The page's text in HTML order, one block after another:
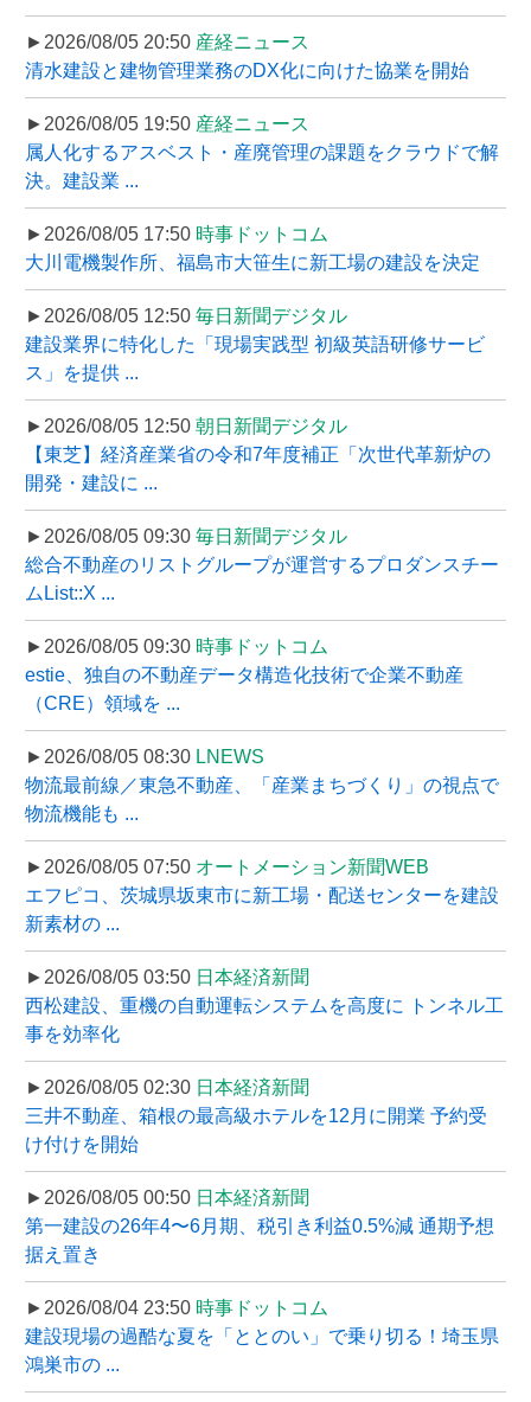
►2026/08/05 20:50 産経ニュース
清水建設と建物管理業務のDX化に向けた協業を開始
►2026/08/05 19:50 産経ニュース
属人化するアスベスト・産廃管理の課題をクラウドで解
決。建設業 ...
►2026/08/05 17:50 時事ドットコム
大川電機製作所、福島市大笹生に新工場の建設を決定
►2026/08/05 12:50 毎日新聞デジタル
建設業界に特化した「現場実践型 初級英語研修サービ
ス」を提供 ...
►2026/08/05 12:50 朝日新聞デジタル
【東芝】経済産業省の令和7年度補正「次世代革新炉の
開発・建設に ...
►2026/08/05 09:30 毎日新聞デジタル
総合不動産のリストグループが運営するプロダンスチー
ムList::X ...
►2026/08/05 09:30 時事ドットコム
estie、独自の不動産データ構造化技術で企業不動産
（CRE）領域を ...
►2026/08/05 08:30 LNEWS
物流最前線／東急不動産、「産業まちづくり」の視点で
物流機能も ...
►2026/08/05 07:50 オートメーション新聞WEB
エフピコ、茨城県坂東市に新工場・配送センターを建設
新素材の ...
►2026/08/05 03:50 日本経済新聞
西松建設、重機の自動運転システムを高度に トンネル工
事を効率化
►2026/08/05 02:30 日本経済新聞
三井不動産、箱根の最高級ホテルを12月に開業 予約受
け付けを開始
►2026/08/05 00:50 日本経済新聞
第一建設の26年4〜6月期、税引き利益0.5%減 通期予想
据え置き
►2026/08/04 23:50 時事ドットコム
建設現場の過酷な夏を「ととのい」で乗り切る！埼玉県
鴻巣市の ...